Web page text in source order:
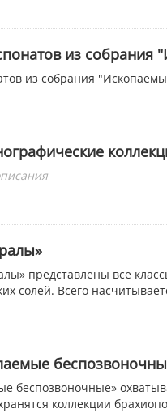
из
из собрания
представлены все
солей. Всего
беспозвоночные»
коллекции